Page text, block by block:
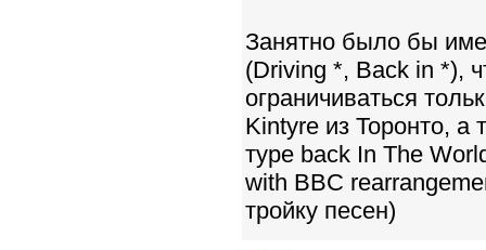
Занятно было бы
(Driving *, Back in *),
ограничиваться
Kintyre из Торонто, а
туре back In The
with BBC
тройку песен)